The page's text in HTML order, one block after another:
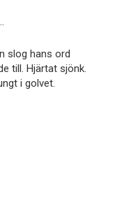
slog hans ord
till. Hjärtat sjönk.
i golvet.